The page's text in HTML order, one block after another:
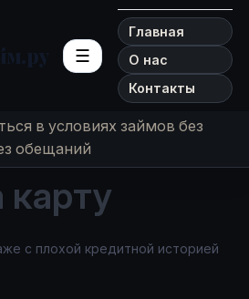
☰
Главная
О нас
Контакты
в условиях займов без
обещаний
с плохой кредитной историей